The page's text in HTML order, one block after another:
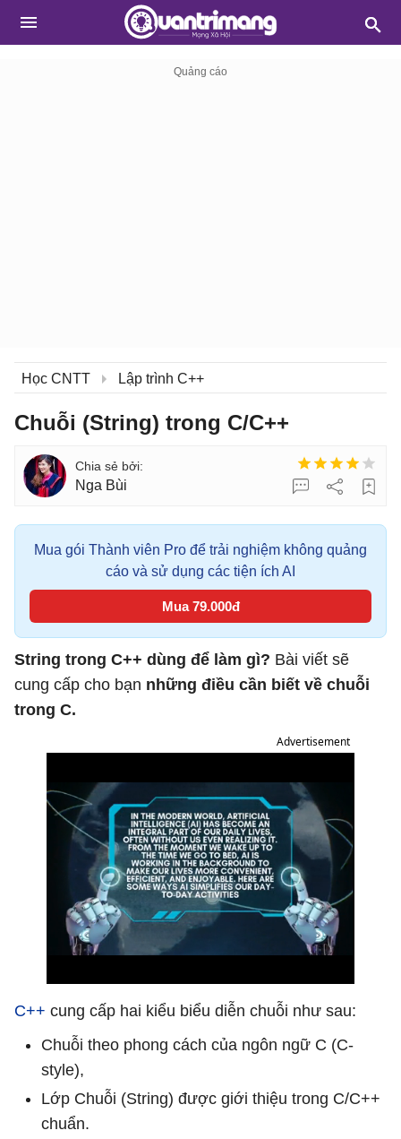
Học CNTT Lập trình C++
Chuỗi (String) trong C/C++
Nga Bùi
Mua gói Thành viên Pro để trải nghiệm không quảng
cáo và sử dụng các tiện ích AI
Mua 79.000đ
String trong C++ dùng để làm gì? Bài viết sẽ
cung cấp cho bạn những điều cần biết về chuỗi
trong C.
Advertisement
C++ cung cấp hai kiểu biểu diễn chuỗi như sau:
Chuỗi theo phong cách của ngôn ngữ C (C-
style),
Lớp Chuỗi (String) được giới thiệu trong C/C++
chuẩn.